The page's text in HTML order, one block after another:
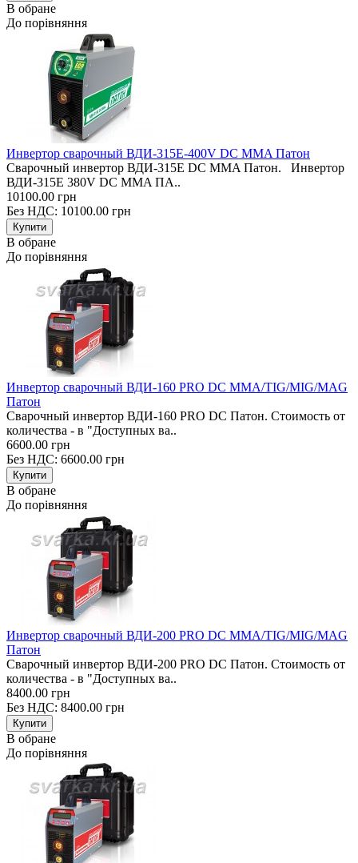
В обране
До порівняння
Инвертор сварочный ВДИ-315E-400V DC MMA Патон
Сварочный инвертор ВДИ-315E DC MMA Патон. Инвертор
ВДИ-315E 380V DC MMA ПА..
10100.00 грн
Без НДС: 10100.00 грн
В обране
До порівняння
Инвертор сварочный ВДИ-160 PRO DC MMA/TIG/MIG/MAG
Патон
Сварочный инвертор ВДИ-160 PRO DC Патон. Стоимость от
количества - в "Доступных ва..
6600.00 грн
Без НДС: 6600.00 грн
В обране
До порівняння
Инвертор сварочный ВДИ-200 PRO DC MMA/TIG/MIG/MAG
Патон
Сварочный инвертор ВДИ-200 PRO DC Патон. Стоимость от
количества - в "Доступных ва..
8400.00 грн
Без НДС: 8400.00 грн
В обране
До порівняння